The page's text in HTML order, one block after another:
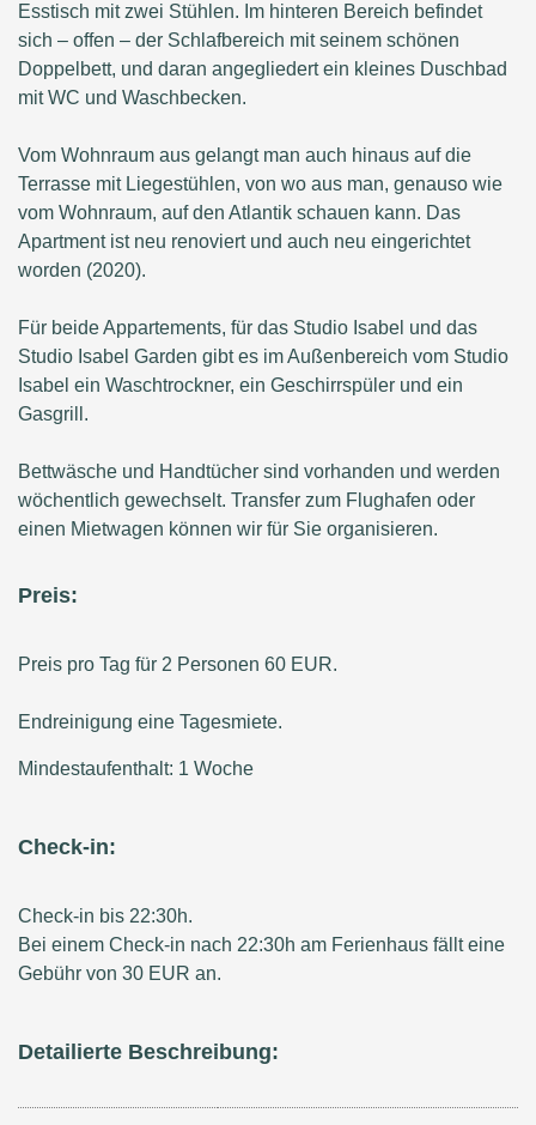
Esstisch mit zwei Stühlen. Im hinteren Bereich befindet
sich – offen – der Schlafbereich mit seinem schönen
Doppelbett, und daran angegliedert ein kleines Duschbad
mit WC und Waschbecken.
Vom Wohnraum aus gelangt man auch hinaus auf die
Terrasse mit Liegestühlen, von wo aus man, genauso wie
vom Wohnraum, auf den Atlantik schauen kann. Das
Apartment ist neu renoviert und auch neu eingerichtet
worden (2020).
Für beide Appartements, für das Studio Isabel und das
Studio Isabel Garden gibt es im Außenbereich vom Studio
Isabel ein Waschtrockner, ein Geschirrspüler und ein
Gasgrill.
Bettwäsche und Handtücher sind vorhanden und werden
wöchentlich gewechselt. Transfer zum Flughafen oder
einen Mietwagen können wir für Sie organisieren.
Preis:
Preis pro Tag für 2 Personen 60 EUR.
Endreinigung eine Tagesmiete.
Mindestaufenthalt: 1 Woche
Check-in:
Check-in bis 22:30h.
Bei einem Check-in nach 22:30h am Ferienhaus fällt eine
Gebühr von 30 EUR an.
Detailierte Beschreibung: